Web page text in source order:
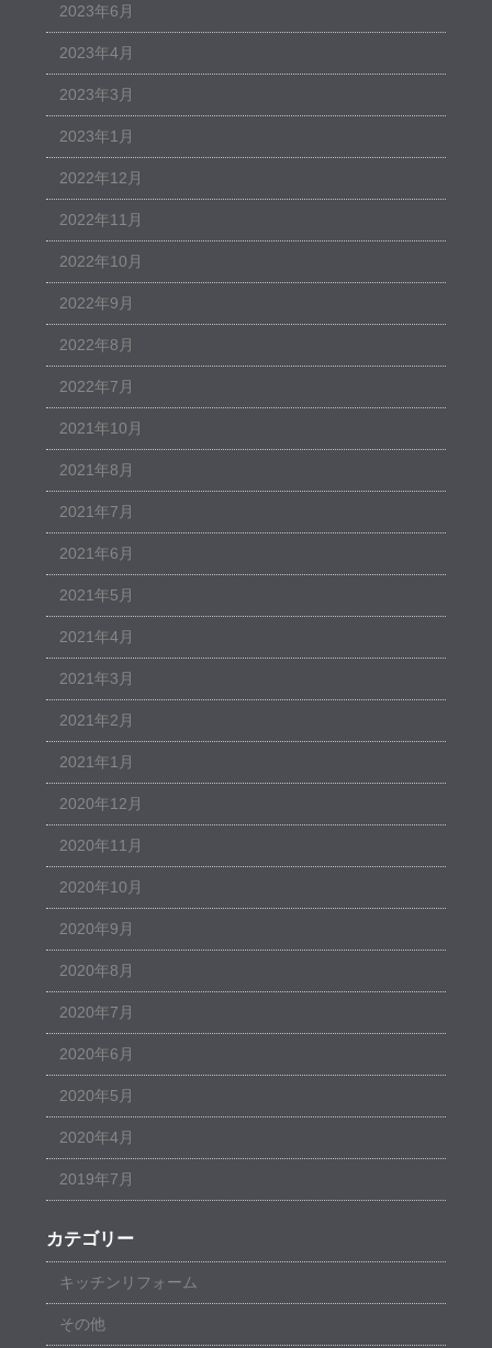
2023年6月
2023年4月
2023年3月
2023年1月
2022年12月
2022年11月
2022年10月
2022年9月
2022年8月
2022年7月
2021年10月
2021年8月
2021年7月
2021年6月
2021年5月
2021年4月
2021年3月
2021年2月
2021年1月
2020年12月
2020年11月
2020年10月
2020年9月
2020年8月
2020年7月
2020年6月
2020年5月
2020年4月
2019年7月
カテゴリー
キッチンリフォーム
その他